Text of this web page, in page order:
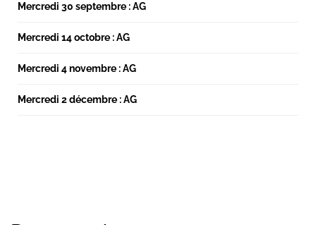
Mercredi 30 septembre : AG
Mercredi 14 octobre : AG
Mercredi 4 novembre : AG
Mercredi 2 décembre : AG